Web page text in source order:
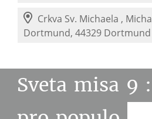
Crkva Sv. Michaela ,
Dortmund, 44329 Dortmund
Sveta misa 9 :